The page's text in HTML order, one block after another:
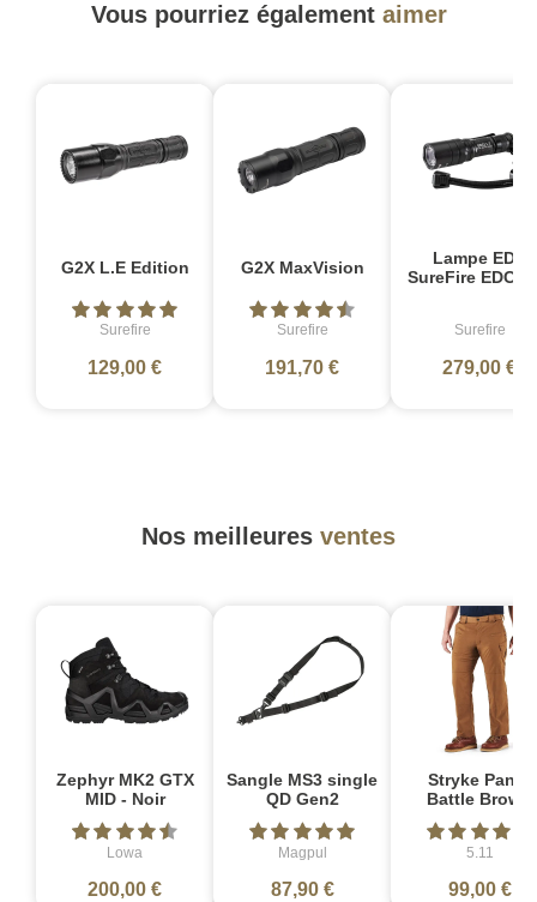
Vous pourriez également aimer
G2X L.E Edition
Surefire
129,00 €
G2X MaxVision
Surefire
191,70 €
Lampe EDC
SureFire
Surefire
279,00 €
Nos meilleures ventes
Zephyr MK2 GTX
MID - Noir
Lowa
200,00 €
Sangle MS3 single
QD Gen2
Magpul
87,90 €
Stryke Pant -
Battle Brown
5.11
99,00 €